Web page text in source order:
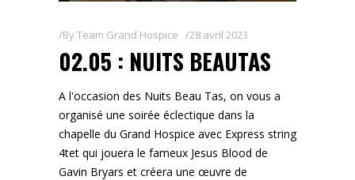
ByTeam Grand Hospice 28 avril 2023
02.05 : NUITS BEAUTAS
A l'occasion des Nuits Beau Tas, on vous a
organisé une soirée éclectique dans la
chapelle du Grand Hospice avec Express string
4tet qui jouera le fameux Jesus Blood de
Gavin Bryars et créera une œuvre de